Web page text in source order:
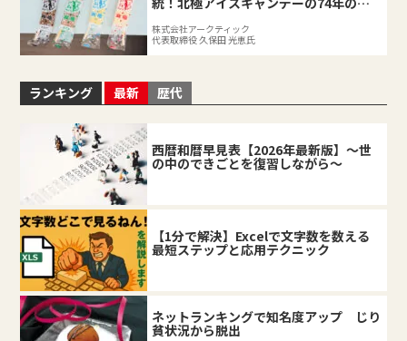
株式会社アークティック
代表取締役 久保田 光恵氏
ランキング 最新 歴代
西暦和暦早見表【2026年最新版】～世
の中のできごとを復習しながら～
【1分で解決】Excelで文字数を数える
最短ステップと応用テクニック
ネットランキングで知名度アップ じり
貧状況から脱出